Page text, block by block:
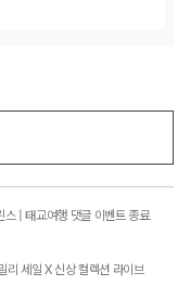
| 태교여행 댓글 이벤트 종료
세일 X 신상 컬렉션 라이브